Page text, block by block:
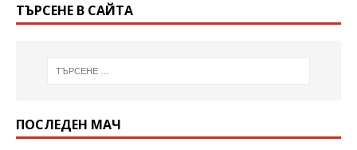
ТЪРСЕНЕ В САЙТА
ПОСЛЕДЕН МАЧ